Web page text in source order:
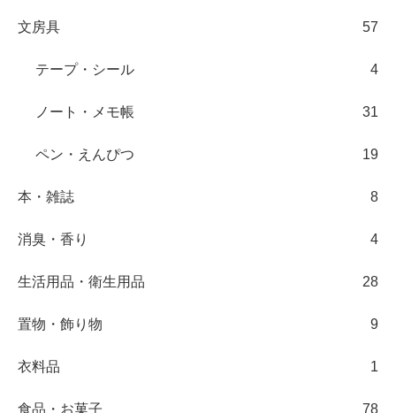
文房具 57
テープ・シール 4
ノート・メモ帳 31
ペン・えんぴつ 19
本・雑誌 8
消臭・香り 4
生活用品・衛生用品 28
置物・飾り物 9
衣料品 1
食品・お菓子 78